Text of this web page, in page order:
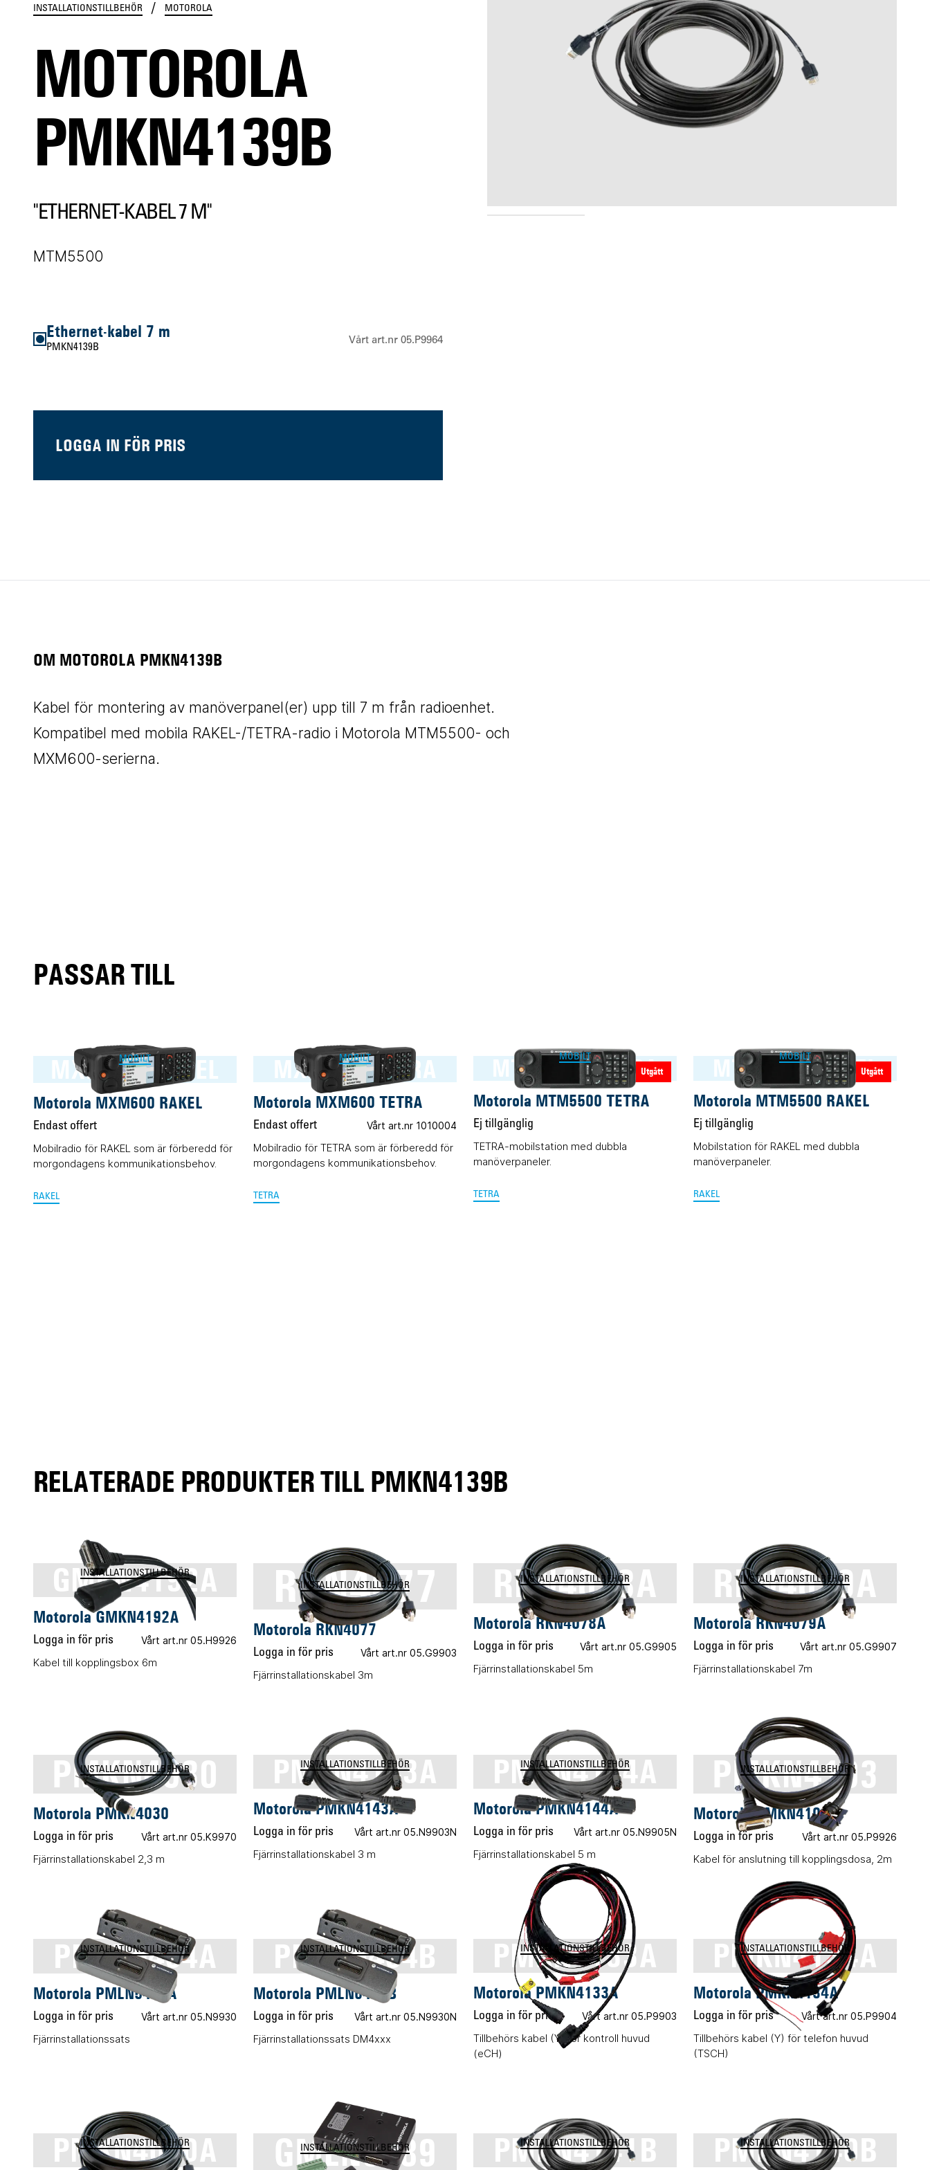
INSTALLATIONSTILLBEHÖR / MOTOROLA
MOTOROLA
PMKN4139B
"ETHERNET-KABEL 7 M"
MTM5500
Ethernet-kabel 7 m
PMKN4139B
Vårt art.nr 05.P9964
LOGGA IN FÖR PRIS
OM MOTOROLA PMKN4139B
Kabel för montering av manöverpanel(er) upp till 7 m från radioenhet.
Kompatibel med mobila RAKEL-/TETRA-radio i Motorola MTM5500- och
MXM600-serierna.
PASSAR TILL
MXM600 RAKEL
MOBILT
Motorola MXM600 RAKEL
Endast offert
Mobilradio för RAKEL som är förberedd för
morgondagens kommunikationsbehov.
RAKEL
MXM600 TETRA
MOBILT
Motorola MXM600 TETRA
Endast offert Vårt art.nr 1010004
Mobilradio för TETRA som är förberedd för
morgondagens kommunikationsbehov.
TETRA
Utgått
MTM5500 TETRA
MOBILT
Motorola MTM5500 TETRA
Ej tillgänglig
TETRA-mobilstation med dubbla
manöverpaneler.
TETRA
Utgått
MTM5500 RAKEL
MOBILT
Motorola MTM5500 RAKEL
Ej tillgänglig
Mobilstation för RAKEL med dubbla
manöverpaneler.
RAKEL
RELATERADE PRODUKTER TILL PMKN4139B
GMKN4192A
INSTALLATIONSTILLBEHÖR
Motorola GMKN4192A
Logga in för pris Vårt art.nr 05.H9926
Kabel till kopplingsbox 6m
RKN4077
INSTALLATIONSTILLBEHÖR
Motorola RKN4077
Logga in för pris Vårt art.nr 05.G9903
Fjärrinstallationskabel 3m
RKN4078A
INSTALLATIONSTILLBEHÖR
Motorola RKN4078A
Logga in för pris Vårt art.nr 05.G9905
Fjärrinstallationskabel 5m
RKN4079A
INSTALLATIONSTILLBEHÖR
Motorola RKN4079A
Logga in för pris Vårt art.nr 05.G9907
Fjärrinstallationskabel 7m
PMKN4030
INSTALLATIONSTILLBEHÖR
Motorola PMKN4030
Logga in för pris Vårt art.nr 05.K9970
Fjärrinstallationskabel 2,3 m
PMKN4143A
INSTALLATIONSTILLBEHÖR
Motorola PMKN4143A
Logga in för pris Vårt art.nr 05.N9903N
Fjärrinstallationskabel 3 m
PMKN4144A
INSTALLATIONSTILLBEHÖR
Motorola PMKN4144A
Logga in för pris Vårt art.nr 05.N9905N
Fjärrinstallationskabel 5 m
PMKN4103
INSTALLATIONSTILLBEHÖR
Motorola PMKN4103
Logga in för pris Vårt art.nr 05.P9926
Kabel för anslutning till kopplingsdosa, 2m
PMLN5404A
INSTALLATIONSTILLBEHÖR
Motorola PMLN5404A
Logga in för pris Vårt art.nr 05.N9930
Fjärrinstallationssats
PMLN6404B
INSTALLATIONSTILLBEHÖR
Motorola PMLN6404B
Logga in för pris Vårt art.nr 05.N9930N
Fjärrinstallationssats DM4xxx
PMKN4133A
INSTALLATIONSTILLBEHÖR
Motorola PMKN4133A
Logga in för pris Vårt art.nr 05.P9903
Tillbehörs kabel (Y) för kontroll huvud
(eCH)
PMKN4134A
INSTALLATIONSTILLBEHÖR
Motorola PMKN4134A
Logga in för pris Vårt art.nr 05.P9904
Tillbehörs kabel (Y) för telefon huvud
(TSCH)
PMKN4020A
INSTALLATIONSTILLBEHÖR GMLN5089
INSTALLATIONSTILLBEHÖR PMKN4141B
INSTALLATIONSTILLBEHÖR PMKN4140B
INSTALLATIONSTILLBEHÖR